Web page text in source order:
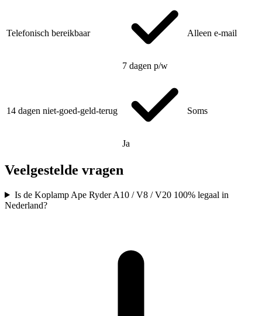
Telefonisch bereikbaar
7 dagen p/w
Alleen e-mail
14 dagen niet-goed-geld-terug
Ja
Soms
Veelgestelde vragen
Is de Koplamp Ape Ryder A10 / V8 / V20 100% legaal in
Nederland?